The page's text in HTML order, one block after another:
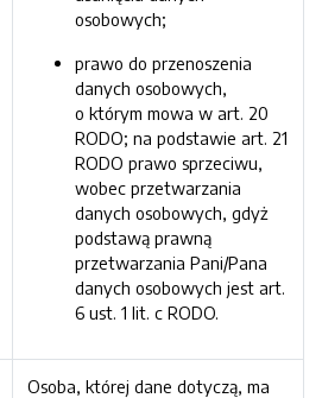
osobowych;
prawo do przenoszenia
danych osobowych,
o którym mowa w art. 20
RODO; na podstawie art. 21
RODO prawo sprzeciwu,
wobec przetwarzania
danych osobowych, gdyż
podstawą prawną
przetwarzania Pani/Pana
danych osobowych jest art.
6 ust. 1 lit. c RODO.
Osoba, której dane dotyczą, ma